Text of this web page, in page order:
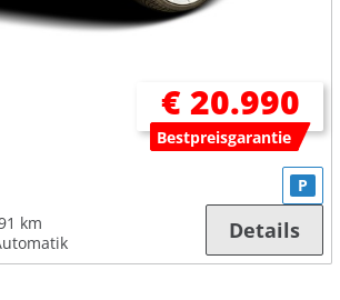
€ 20.990
Bestpreisgarantie
km
P
Details